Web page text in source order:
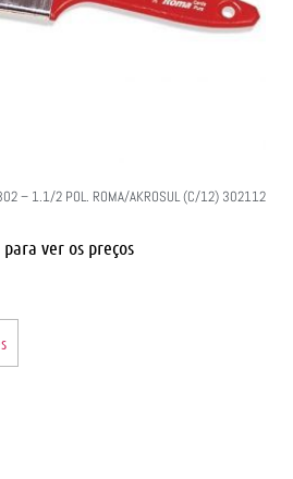
– 1.1/2 POL. ROMA/AKROSUL (C/12) 302112
ver os preços